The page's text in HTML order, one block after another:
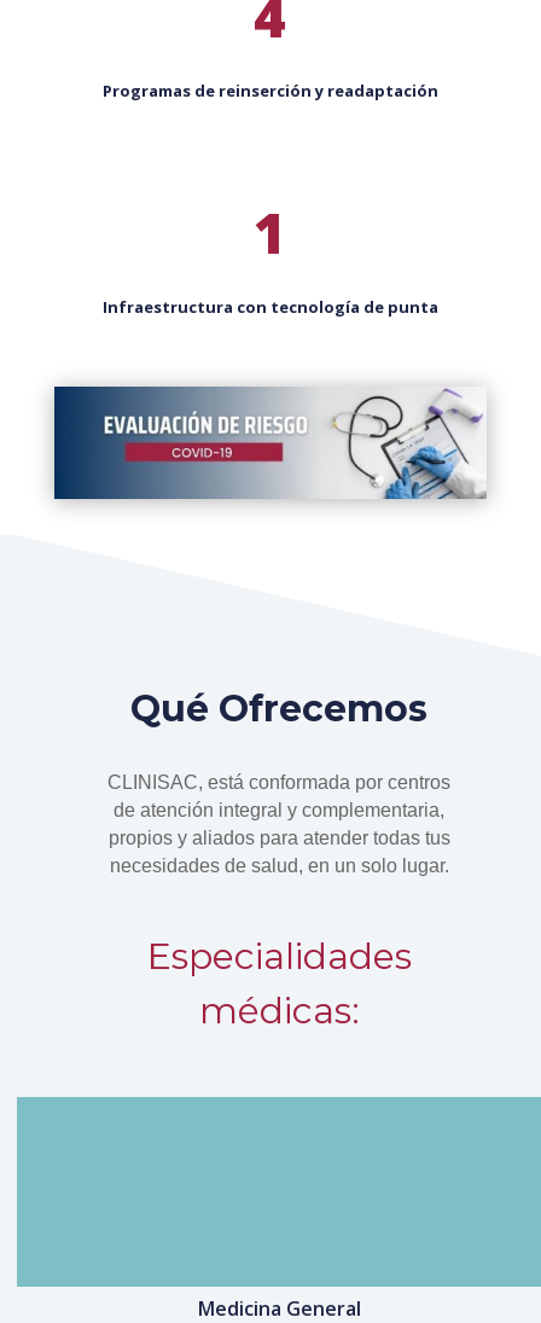
4
Programas de reinserción y readaptación
1
Infraestructura con tecnología de punta
Qué Ofrecemos
CLINISAC, está conformada por centros
de atención integral y complementaria,
propios y aliados para atender todas tus
necesidades de salud, en un solo lugar.
Especialidades
médicas:
Medicina General